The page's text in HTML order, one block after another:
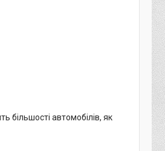
більшості автомобілів, як